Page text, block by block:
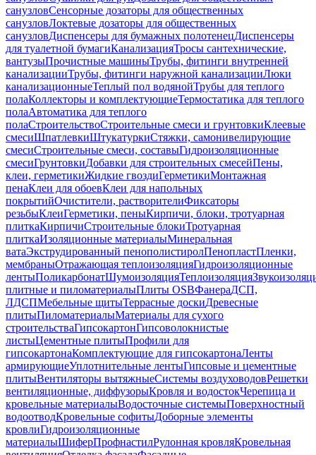
санузловСенсорные дозаторы для общественных
санузловЛоктевые дозаторы для общественных
санузловДиспенсеры для бумажных полотенецДиспенсеры
для туалетной бумагиКанализацияТросы сантехнические,
вантузыПрочистные машиныТрубы, фитинги внутренней
канализацииТрубы, фитинги наружной канализацииЛюки
канализационныеТеплый пол водянойТрубы для теплого
полаКоллекторы и комплектующиеТермостатика для теплого
полаАвтоматика для теплого
полаСтроительствоСтроительные смеси и грунтовкиКлеевые
смесиШпатлевкиШтукатуркиСтяжки, самонивелирующие
смесиСтроительные смеси, составыГидроизоляционные
смесиГрунтовкиДобавки для строительных смесейПены,
клеи, герметикиЖидкие гвоздиГерметикиМонтажная
пенаКлеи для обоевКлеи для напольных
покрытийОчистители, растворителиФиксаторы
резьбыКлеиГерметики, пеныКирпичи, блоки, тротуарная
плиткаКирпичиСтроительные блокиТротуарная
плиткаИзоляционные материалыМинеральная
ватаЭкструдированный пенополистиролПенопластПленки,
мембраныОтражающая теплоизоляцияГидроизоляционные
лентыПоликарбонатШумоизоляцияТеплоизоляция
плитные и пиломатериалыПлиты OSBФанераДСП,
ЛДСПМебельные щитыТеррасные доскиДревесные
плитыПиломатериалыМатериалы для сухого
строительстваГипсокартонГипсоволокнистые
листыЦементные плитыПрофили для
гипсокартонаКомплектующие для гипсокартонаЛенты
армирующиеУплотнительные лентыГипсовые и цементные
плитыВентиляторы вытяжныеСистемы воздуховодовРешетки
вентиляционные, диффузорыКровля и водостокЧерепица и
кровельные материалыВодосточные системыПоверхностный
водоотводКровельные софитыДоборные элементы
кровлиГидроизоляционные
материалыШиферПрофнастилРулонная кровляКровельная